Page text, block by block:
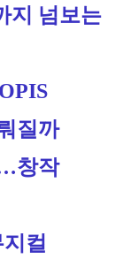
지 넘보는
질까
창작
컬